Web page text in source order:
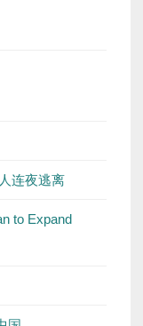
连夜逃离
to Expand